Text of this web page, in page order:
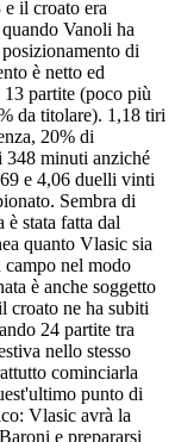
il croato era
Vanoli ha
di
è netto ed
13 partite (poco più
da titolare). 1,18 tiri
20% di
348 minuti anziché
e 4,06 duelli vinti
Sembra di
stata fatta dal
quanto Vlasic sia
campo nel modo
è anche soggetto
croato ne ha subiti
24 partite tra
nello stesso
cominciarla
punto di
Vlasic avrà la
e prepararsi